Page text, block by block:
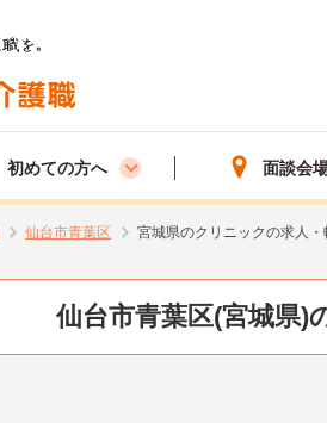
初めての方へ 面談会
仙台市青葉区 宮城県のクリニックの求人・
仙台市青葉区(宮城県)